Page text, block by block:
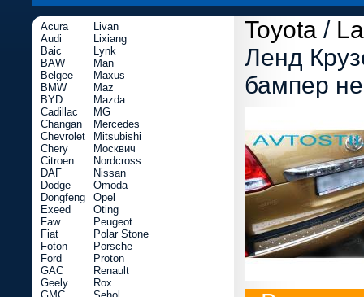
Toyota /
Ленд
бампер
Acura
Audi
Baic
BAW
Belgee
BMW
BYD
Cadillac
Changan
Chevrolet
Chery
Citroen
DAF
Dodge
Dongfeng
Exeed
Faw
Fiat
Foton
Ford
GAC
Geely
Livan
Lixiang
Lynk
Man
Maxus
Maz
Mazda
MG
Mercedes
Mitsubishi
Москвич
Nordcross
Nissan
Omoda
Opel
Oting
Peugeot
Polar Stone
Porsche
Proton
Renault
Rox